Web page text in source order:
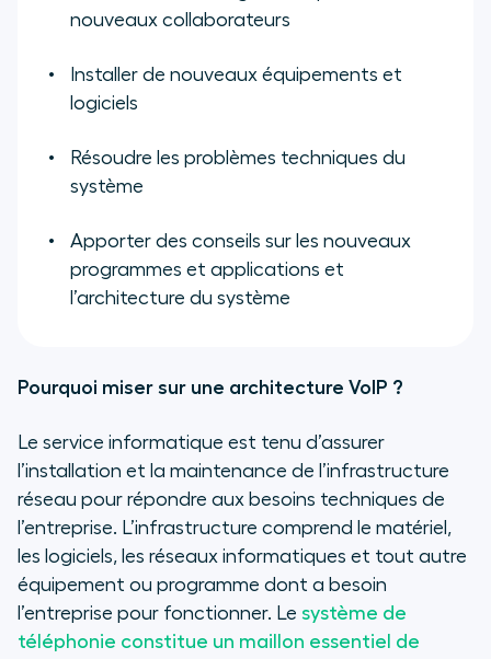
nouveaux collaborateurs
Installer de nouveaux équipements et
logiciels
Résoudre les problèmes techniques du
système
Apporter des conseils sur les nouveaux
programmes et applications et
l’architecture du système
Pourquoi miser sur une architecture VoIP ?
Le service informatique est tenu d’assurer
l’installation et la maintenance de l’infrastructure
réseau pour répondre aux besoins techniques de
l’entreprise. L’infrastructure comprend le matériel,
les logiciels, les réseaux informatiques et tout autre
équipement ou programme dont a besoin
l’entreprise pour fonctionner. Le système de
téléphonie constitue un maillon essentiel de